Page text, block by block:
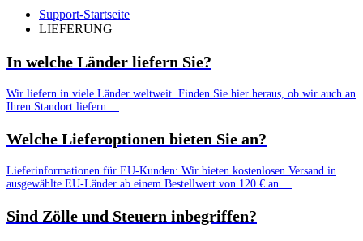
Support-Startseite
LIEFERUNG
In welche Länder liefern Sie?
Wir liefern in viele Länder weltweit. Finden Sie hier heraus, ob wir auch an
Ihren Standort liefern....
Welche Lieferoptionen bieten Sie an?
Lieferinformationen für EU-Kunden: Wir bieten kostenlosen Versand in
ausgewählte EU-Länder ab einem Bestellwert von 120 € an....
Sind Zölle und Steuern inbegriffen?